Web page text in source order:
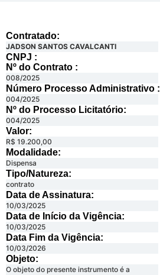
Contratado:
JADSON SANTOS CAVALCANTI
CNPJ :
Nº do Contrato :
008/2025
Número Processo Administrativo :
004/2025
Nº do Processo Licitatório:
004/2025
Valor:
R$ 19.200,00
Modalidade:
Dispensa
Tipo/Natureza:
contrato
Data de Assinatura:
10/03/2025
Data de Início da Vigência:
10/03/2025
Data Fim da Vigência:
10/03/2026
Objeto:
O objeto do presente instrumento é a